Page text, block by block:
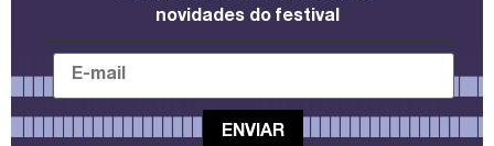
novidades do festival